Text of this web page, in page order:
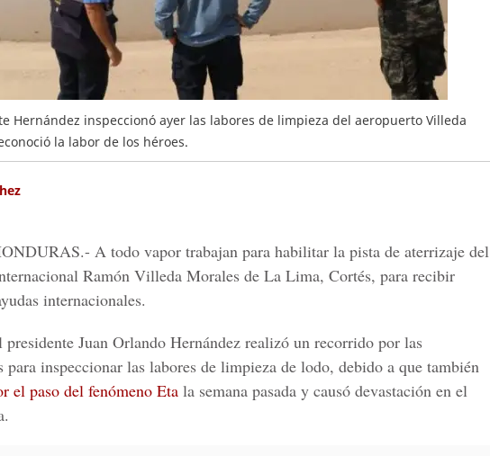
Hernández inspeccionó ayer las labores de limpieza del aeropuerto Villeda
la labor de los héroes.
A todo vapor trabajan para habilitar la pista de aterrizaje del
Ramón Villeda Morales de La Lima, Cortés, para recibir
internacionales.
presidente Juan Orlando Hernández realizó un recorrido por las
para inspeccionar las labores de limpieza de lodo, debido a que también
el paso del fenómeno Eta la semana pasada y causó devastación en el